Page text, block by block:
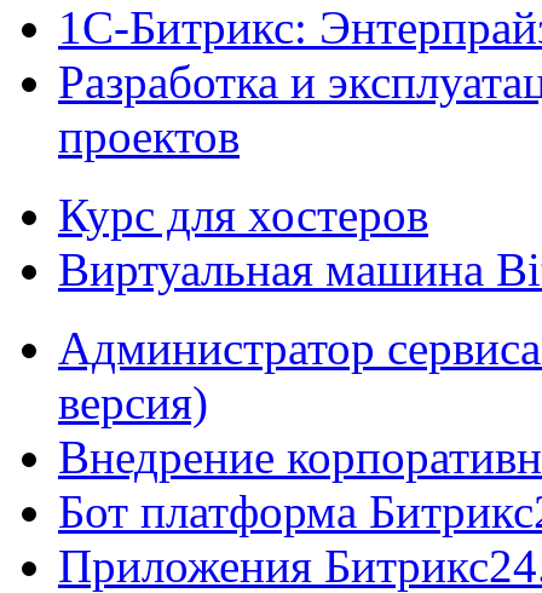
1С-Битрикс:
Разработка и
проектов
Курс для хостеров
Виртуальная машина
Администратор
версия)
Внедрение
Бот платформа
Приложения